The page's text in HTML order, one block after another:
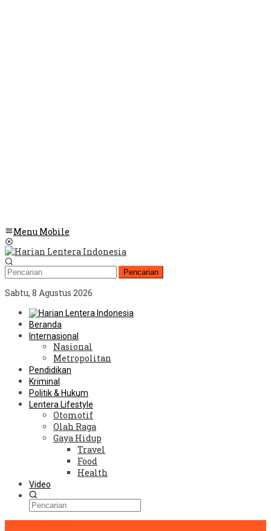
Menu Mobile
Pencarian
Sabtu, 8 Agustus 2026
Beranda
Internasional
Nasional
Metropolitan
Pendidikan
Kriminal
Politik & Hukum
Lentera Lifestyle
Otomotif
Olah Raga
Gaya Hidup
Travel
Food
Health
Video